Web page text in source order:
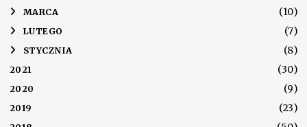
► MARCA (10)
► LUTEGO (7)
► STYCZNIA (8)
2021 (30)
2020 (9)
2019 (23)